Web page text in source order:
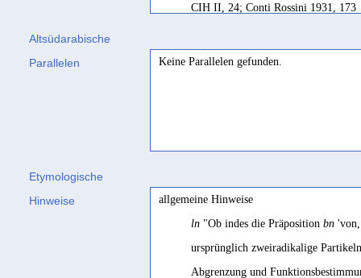
CIH II, 24; Conti Rossini 1931, 173
CIH II, 100; CIH III, 48; Boneschi
to there'
de, depuis (surtout suive de
SD français, 82
RES VII, 372; Jamme 1955a, 269;
Altsüdarabische
Parallelen
Keine Parallelen gefunden.
Etymologische
Hinweise
allgemeine Hinweise
ln "Ob indes die Präposition bn
ursprünglich zweiradikalige
Abgrenzung und